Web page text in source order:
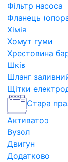
Фільтр насоса
Фланець
Хімія
Хомут гуми
Хрестовина
Шків
Шланг
Щітки
Стара
Активатор
Вузол
Двигун
Додатково